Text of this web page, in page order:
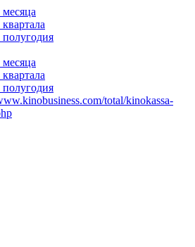
total/kinokassa-